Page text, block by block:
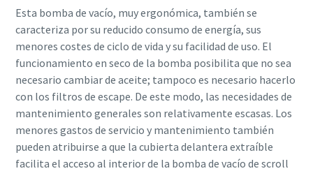
Esta bomba de vacío, muy ergonómica, también se
caracteriza por su reducido consumo de energía, sus
menores costes de ciclo de vida y su facilidad de uso. El
funcionamiento en seco de la bomba posibilita que no sea
necesario cambiar de aceite; tampoco es necesario hacerlo
con los filtros de escape. De este modo, las necesidades de
mantenimiento generales son relativamente escasas. Los
menores gastos de servicio y mantenimiento también
pueden atribuirse a que la cubierta delantera extraíble
facilita el acceso al interior de la bomba de vacío de scroll
Al enviar esta solicitud, Atlas
Copco podrá ponerse en contacto
Al enviar esta solicitud, Atlas
Copco podrá ponerse en contacto
Al enviar esta solicitud, Atlas
Copco podrá ponerse en contacto